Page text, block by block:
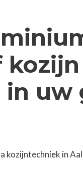
in uw
kozijntechniek in